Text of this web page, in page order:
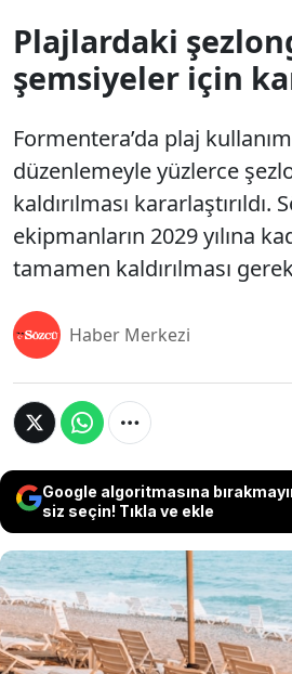
Plajlardaki
şemsiyeler için
Formentera’da plaj
düzenlemeyle yüzlerce
kaldırılması kararlaştırıldı.
ekipmanların 2029 yılına
tamamen kaldırılması
Haber Merkezi
Google algoritmasına
siz seçin! Tıkla ve ekle
Formentera’da plaj
düzenlemeyle